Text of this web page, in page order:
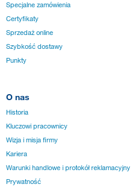
Specjalne zamówienia
Certyfikaty
Sprzedaż online
Szybkość dostawy
Punkty
O nas
Historia
Kluczowi pracownicy
Wizja i misja firmy
Kariera
Warunki handlowe i protokół reklamacyjny
Prywatność